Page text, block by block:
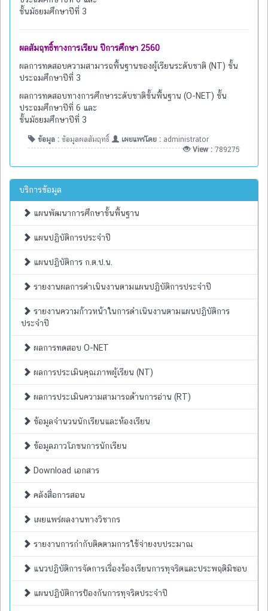
ชั้นมัธยมศึกษาปีที่ 3
ผลสัมฤทธิ์ทางการเรียน ปีการศึกษา 2560
ผลการทดสอบความสามารถพื้นฐานของผู้เรียนระดับชาติ (NT) ชั้น
ประถมศึกษาปีที่ 3
ผลการทดสอบทางการศึกษาระดับชาติขั้นพื้นฐาน (O-NET) ชั้น
ประถมศึกษาปีที่ 6 และ
ชั้นมัธยมศึกษาปีที่ 3
ข้อมูล : ข้อมูลผลสัมฤทธิ์ เผยแพร่โดย : administrator
View :789275
บริการข้อมูล
แผนพัฒนาการศึกษาขั้นพื้นฐาน
แผนปฏิบัติการประจำปี
แผนปฏิบัติการ ก.ต.ป.น.
รายงานผลการดำเนินงานตามแผนปฏิบัติการประจำปี
รายงานความก้าวหน้าในการดำเนินงานตามแผนปฏิบัติการ
ประจำปี
ผลการทดสอบ O-NET
ผลการประเมินคุณภาพผู้เรียน (NT)
ผลการประเมินความสามารถด้านการอ่าน (RT)
ข้อมูลจำนวนนักเรียนและห้องเรียน
ข้อมูลภาวโภชนการนักเรียน
Download เอกสาร
คลังสื่อการสอน
เผยแพร่ผลงานทางวิชากร
รายงานการกำกับติดตามการใช้จ่ายงบประมาณ
แนวปฏิบัติการจัดการเรื่องร้องเรียนการทุจริตและประพฤติมิชอบ
แผนปฏิบัติการป้องกันการทุจริตประจำปี